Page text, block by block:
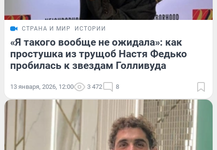
СТРАНА И МИР ИСТОРИИ
«Я такого вообще не ожидала»: как
простушка из трущоб Настя Федько
пробилась к звездам Голливуда
13 января, 2026, 12:00 3 472 8